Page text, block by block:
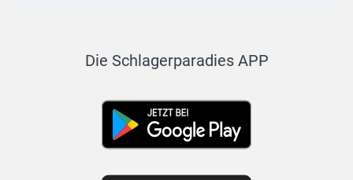
Die Schlagerparadies APP